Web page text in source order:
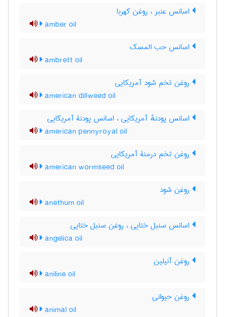
اسانس عنبر ، روغن کهربا
amber oil
اسانس حب المسک
ambrett oil
روغن تخم شود آمریکایی
american dillweed oil
اسانس پودنهٔ آمریکایی ، اسانس پودنۀ آمریکایی
american pennyroyal oil
روغن تخم درمنۀ آمریکایی
american wormseed oil
روغن شود
anethum oil
اسانس سنبل ختایی ، روغن سنبل ختایی
angelica oil
روغن آنیلین
aniline oil
روغن حیوانی
animal oil